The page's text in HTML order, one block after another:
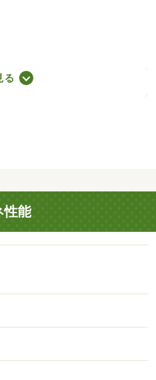
）、東山泉小中学校東学舎
、屋外広告物第２種地域、
害特別警戒区域（土石
築条件なし
域、１２ｍ第１種高度地
域（２１－１）、
る
性能